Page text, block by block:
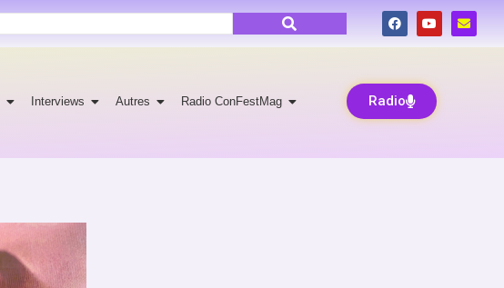
Interviews Autres Radio ConFestMag Radio